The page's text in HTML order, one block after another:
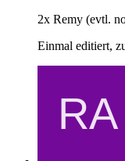
2x Remy (evtl.
Einmal editiert,